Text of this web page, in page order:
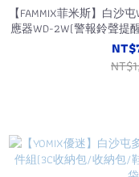
【FAMMIX菲米斯】白沙
應器WD-2W(警報鈴聲提
時